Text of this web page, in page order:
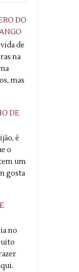
DO
de
na
mas
DE
é
o
um
gosta
no